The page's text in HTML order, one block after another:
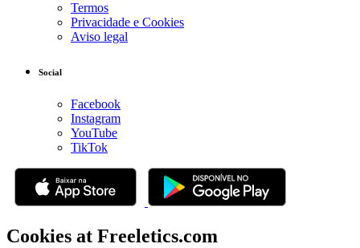
Termos
Privacidade e Cookies
Aviso legal
Social
Facebook
Instagram
YouTube
TikTok
Cookies at Freeletics.com